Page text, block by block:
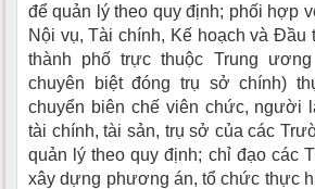
để quản lý theo quy định; phối hợp
Nội vụ, Tài chính, Kế hoạch và Đầu
thành phố trực thuộc Trung
chuyên biệt đóng trụ sở chính)
chuyển biên chế viên chức, người
tài chính, tài sản, trụ sở của các
quản lý theo quy định; chỉ đạo các
xây dựng phương án, tổ chức thực